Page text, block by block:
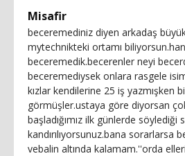
Misafir
beceremediniz diyen arkadaş
mytechnikteki ortamı
beceremedik.becerenler neyi
beceremediysek onlara rasgele
kızlar kendilerine 25 iş yazmışken
görmüşler.ustaya göre diyorsan
başladığımız ilk günlerde söylediği
kandırılıyorsunuz.bana sorarlarsa
vebalin altında kalamam.''orda